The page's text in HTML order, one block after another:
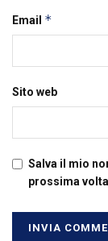
Email *
Sito web
Salva il mio
prossima